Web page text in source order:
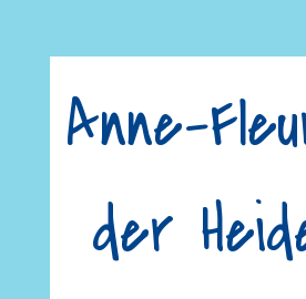
Anne-
der